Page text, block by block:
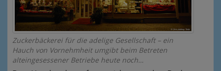
Zuckerbäckerei für die adelige Gesellschaft – ein
Hauch von Vornehmheit umgibt beim Betreten
alteingesessener Betriebe heute noch…